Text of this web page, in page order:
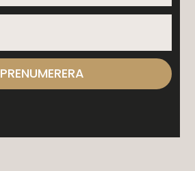
PRENUMERERA